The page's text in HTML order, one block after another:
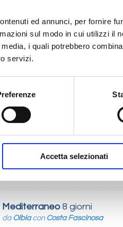
ed annunci, per fornire
sul modo in cui utilizzi il
i quali potrebbero
servizi.
Accetta selezionati
Bari, Pireo, Smirne
14/03/2028
€ 553
21/03/2028
€ 603
daSavona
Mediterraneo 8 giorni
da Olbiacon Costa Fascinosa